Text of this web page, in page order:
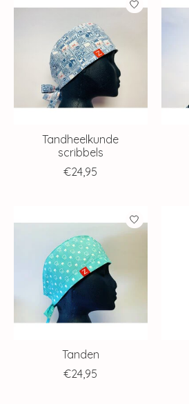
Tandheelkunde
scribbels
€24,95
Tanden
€24,95